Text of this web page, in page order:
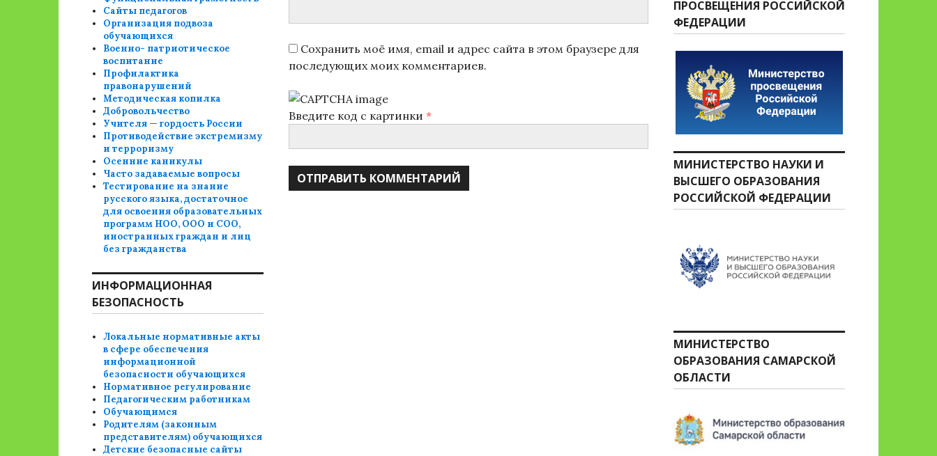
Сохранить моё имя, email и адрес сайта в этом браузере для
последующих моих комментариев.
Введите код с картинки *
Сайты педагогов
Организация подвоза
обучающихся
Военно- патриотическое
воспитание
Профилактика
правонарушений
Методическая копилка
Добровольчество
Учителя — гордость России
Противодействие экстремизму
и терроризму
Осенние каникулы
Часто задаваемые вопросы
Тестирование на знание
русского языка, достаточное
для освоения образовательных
программ НОО, ООО и СОО,
иностранных граждан и лиц
без гражданства
ИНФОРМАЦИОННАЯ
БЕЗОПАСНОСТЬ
Локальные нормативные акты
в сфере обеспечения
информационной
безопасности обучающихся
Нормативное регулирование
Педагогическим работникам
Обучающимся
Родителям (законным
представителям) обучающихся
Детские безопасные сайты
ПРОСВЕЩЕНИЯ РОССИЙСКОЙ
ФЕДЕРАЦИИ
МИНИСТЕРСТВО НАУКИ И
ВЫСШЕГО ОБРАЗОВАНИЯ
РОССИЙСКОЙ ФЕДЕРАЦИИ
МИНИСТЕРСТВО
ОБРАЗОВАНИЯ САМАРСКОЙ
ОБЛАСТИ